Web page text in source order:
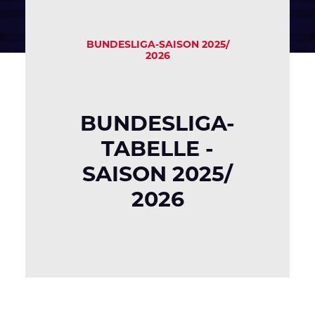
BUNDESLIGA-SAISON 2025/
2026
BUNDESLIGA-
TABELLE -
SAISON 2025/
2026